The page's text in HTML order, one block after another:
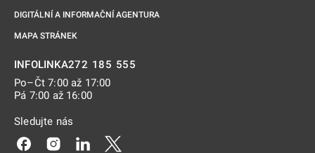
DIGITÁLNÍ A INFORMAČNÍ AGENTURA
MAPA STRÁNEK
INFOLINKA272 185 555
Po–Čt 7:00 až 17:00
Pá 7:00 až 16:00
Sledujte nás
Odkaz se otevře na nové kartě
Odkaz se otevře na nové kartě
Odkaz se otevře na nové kartě